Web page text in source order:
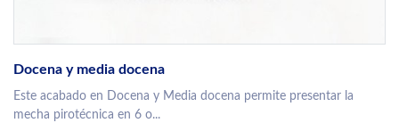
Docena y media docena
Este acabado en Docena y Media docena permite presentar la
mecha pirotécnica en 6 o...